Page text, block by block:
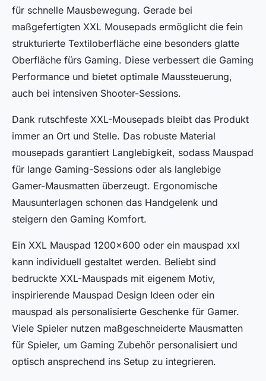
für schnelle Mausbewegung. Gerade bei
maßgefertigten XXL Mousepads ermöglicht die fein
strukturierte Textiloberfläche eine besonders glatte
Oberfläche fürs Gaming. Diese verbessert die Gaming
Performance und bietet optimale Maussteuerung,
auch bei intensiven Shooter-Sessions.
Dank rutschfeste XXL-Mousepads bleibt das Produkt
immer an Ort und Stelle. Das robuste Material
mousepads garantiert Langlebigkeit, sodass Mauspad
für lange Gaming-Sessions oder als langlebige
Gamer-Mausmatten überzeugt. Ergonomische
Mausunterlagen schonen das Handgelenk und
steigern den Gaming Komfort.
Ein XXL Mauspad 1200x600 oder ein mauspad xxl
kann individuell gestaltet werden. Beliebt sind
bedruckte XXL-Mauspads mit eigenem Motiv,
inspirierende Mauspad Design Ideen oder ein
mauspad als personalisierte Geschenke für Gamer.
Viele Spieler nutzen maßgeschneiderte Mausmatten
für Spieler, um Gaming Zubehör personalisiert und
optisch ansprechend ins Setup zu integrieren.